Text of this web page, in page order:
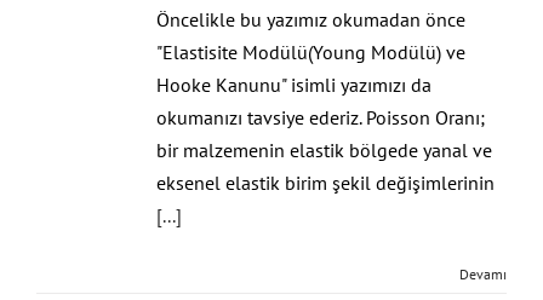
Öncelikle bu yazımız okumadan önce
"Elastisite Modülü(Young Modülü) ve
Hooke Kanunu" isimli yazımızı da
okumanızı tavsiye ederiz. Poisson Oranı;
bir malzemenin elastik bölgede yanal ve
eksenel elastik birim şekil değişimlerinin
[...]
Devamı